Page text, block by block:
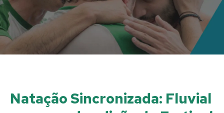
Natação Sincronizada: Fluvial